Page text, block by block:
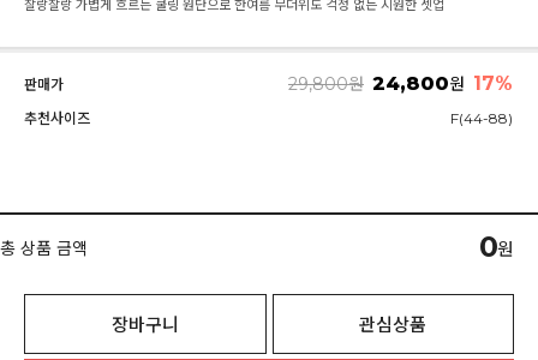
찰랑찰랑 가볍게 흐르는 쿨링 원단으로 한여름 무더위도 걱정 없는 시원한 셋업
판매가 29,800원 24,800원 17%
추천사이즈 F(44-88)
총 상품 금액 0원
장바구니 관심상품